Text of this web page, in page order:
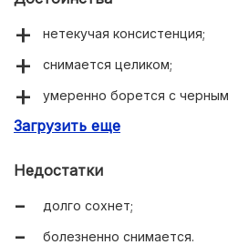
нетекучая консистенция;
снимается целиком;
умеренно борется с
устраняет шелушения;
Загрузить еще
Недостатки
долго сохнет;
болезненно снимается.